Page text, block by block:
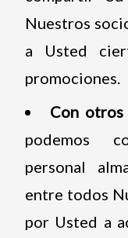
Nuestros
a Usted
promociones.
Con
podemos
personal
entre todos
por Usted a